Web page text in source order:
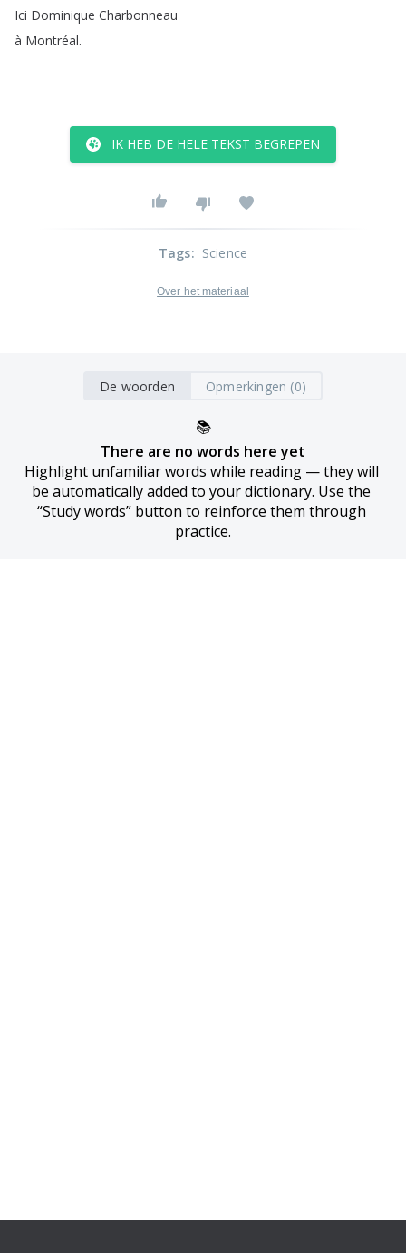
Ici Dominique Charbonneau
à Montréal.
IK HEB DE HELE TEKST BEGREPEN
Tags: Science
Over het materiaal
De woorden Opmerkingen (0)
📚
There are no words here yet
Highlight unfamiliar words while reading — they will
be automatically added to your dictionary. Use the
“Study words” button to reinforce them through
practice.